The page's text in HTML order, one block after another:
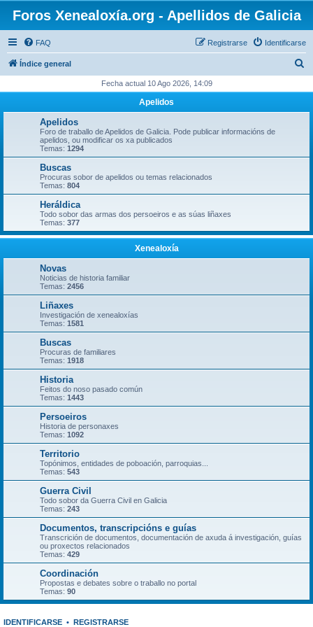
Foros Xenealoxía.org - Apellidos de Galicia
FAQ Identificarse
Registrarse
Índice general
c
Fecha actual 10 Ago 2026, 14:09
Apelidos
Apelidos
Foro de traballo de Apelidos de Galicia. Pode publicar informacións de
apelidos, ou modificar os xa publicados
Temas: 1294
Buscas
Procuras sobor de apelidos ou temas relacionados
Temas: 804
Heráldica
Todo sobor das armas dos persoeiros e as súas liñaxes
Temas: 377
Xenealoxía
Novas
Noticias de historia familiar
Temas: 2456
Liñaxes
Investigación de xenealoxías
Temas: 1581
Buscas
Procuras de familiares
Temas: 1918
Historia
Feitos do noso pasado común
Temas: 1443
Persoeiros
Historia de personaxes
Temas: 1092
Territorio
Topónimos, entidades de poboación, parroquias...
Temas: 543
Guerra Civil
Todo sobor da Guerra Civil en Galicia
Temas: 243
Documentos, transcripcións e guías
Transcrición de documentos, documentación de axuda á investigación, guías
ou proxectos relacionados
Temas: 429
Coordinación
Propostas e debates sobre o traballo no portal
Temas: 90
IDENTIFICARSE • REGISTRARSE